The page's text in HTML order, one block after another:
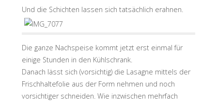
Und die Schichten lassen sich tatsächlich erahnen.
Die ganze Nachspeise kommt jetzt erst einmal für
einige Stunden in den Kühlschrank.
Danach lässt sich (vorsichtig) die Lasagne mittels der
Frischhaltefolie aus der Form nehmen und noch
vorsichtiger schneiden. Wie inzwischen mehrfach